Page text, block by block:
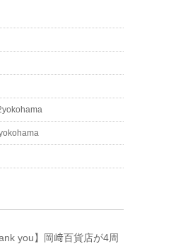
you】岡﨑百貨店が4周